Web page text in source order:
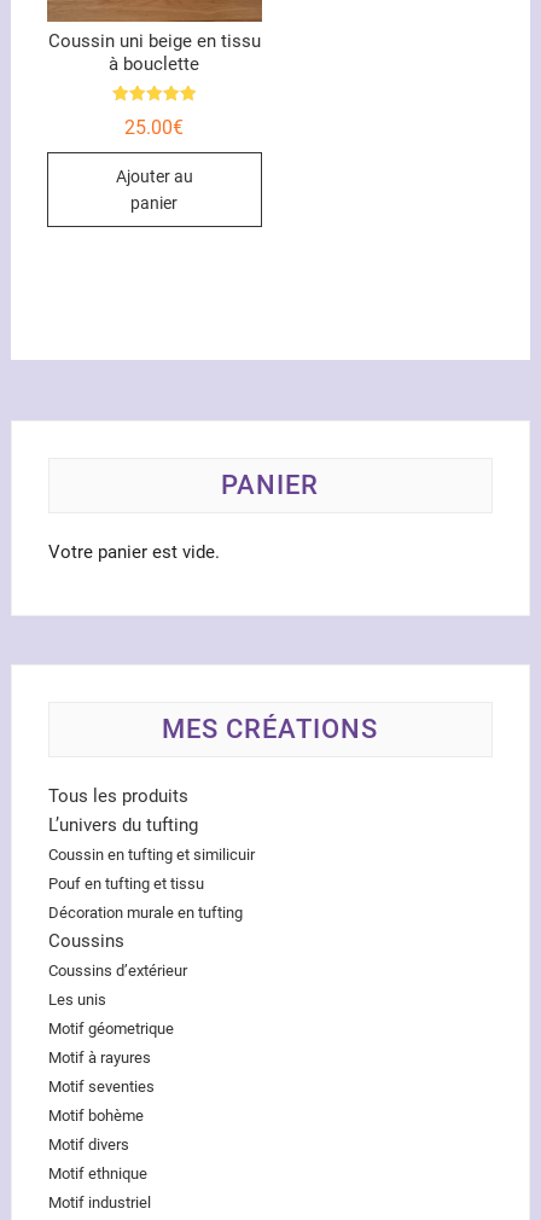
du
Coussin uni beige en tissu
à bouclette
5.00
25.00€
Ajouter au
panier
PANIER
Votre panier est vide.
MES CRÉATIONS
Tous les produits
L’univers du tufting
Coussin en tufting et similicuir
Pouf en tufting et tissu
Décoration murale en tufting
Coussins
Coussins d’extérieur
Les unis
Motif géometrique
Motif à rayures
Motif seventies
Motif bohème
Motif divers
Motif ethnique
Motif industriel